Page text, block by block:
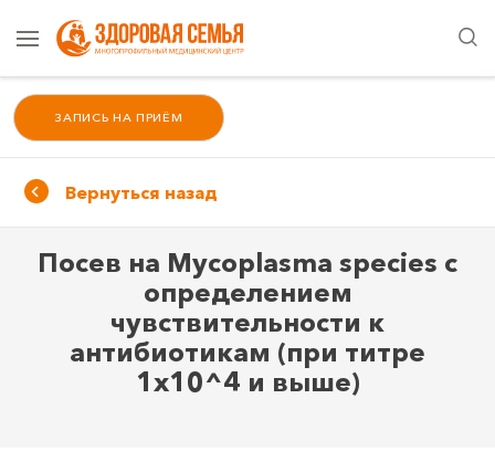
ЗАПИСЬ НА ПРИЁМ
Вернуться назад
Посев на Mycoplasma species с
определением
чувствительности к
антибиотикам (при титре
1х10^4 и выше)